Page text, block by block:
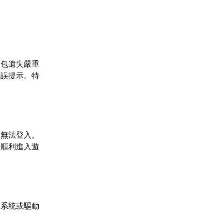
遺失嚴重
提示。特
法登入。
利進入遊
統或驅動